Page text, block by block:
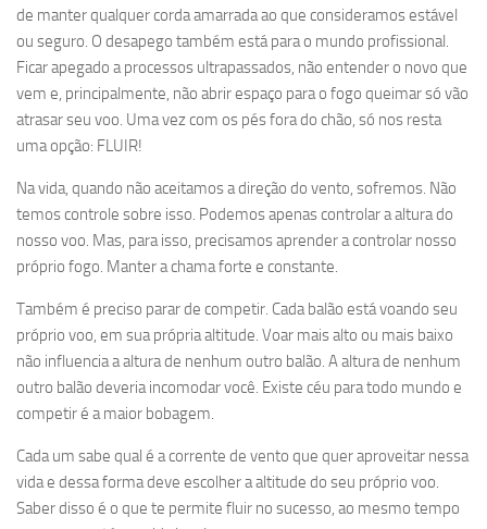
de manter qualquer corda amarrada ao que consideramos estável
ou seguro. O desapego também está para o mundo profissional.
Ficar apegado a processos ultrapassados, não entender o novo que
vem e, principalmente, não abrir espaço para o fogo queimar só vão
atrasar seu voo. Uma vez com os pés fora do chão, só nos resta
uma opção: FLUIR!
Na vida, quando não aceitamos a direção do vento, sofremos. Não
temos controle sobre isso. Podemos apenas controlar a altura do
nosso voo. Mas, para isso, precisamos aprender a controlar nosso
próprio fogo. Manter a chama forte e constante.
Também é preciso parar de competir. Cada balão está voando seu
próprio voo, em sua própria altitude. Voar mais alto ou mais baixo
não influencia a altura de nenhum outro balão. A altura de nenhum
outro balão deveria incomodar você. Existe céu para todo mundo e
competir é a maior bobagem.
Cada um sabe qual é a corrente de vento que quer aproveitar nessa
vida e dessa forma deve escolher a altitude do seu próprio voo.
Saber disso é o que te permite fluir no sucesso, ao mesmo tempo